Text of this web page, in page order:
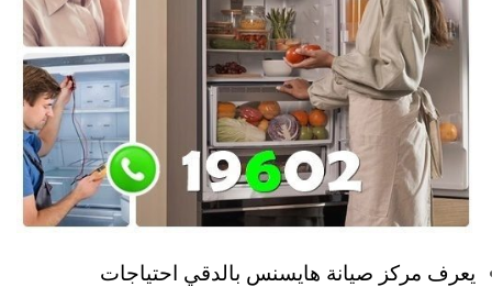
يعرف مركز صيانة هايسنس بالدقي احتياجات